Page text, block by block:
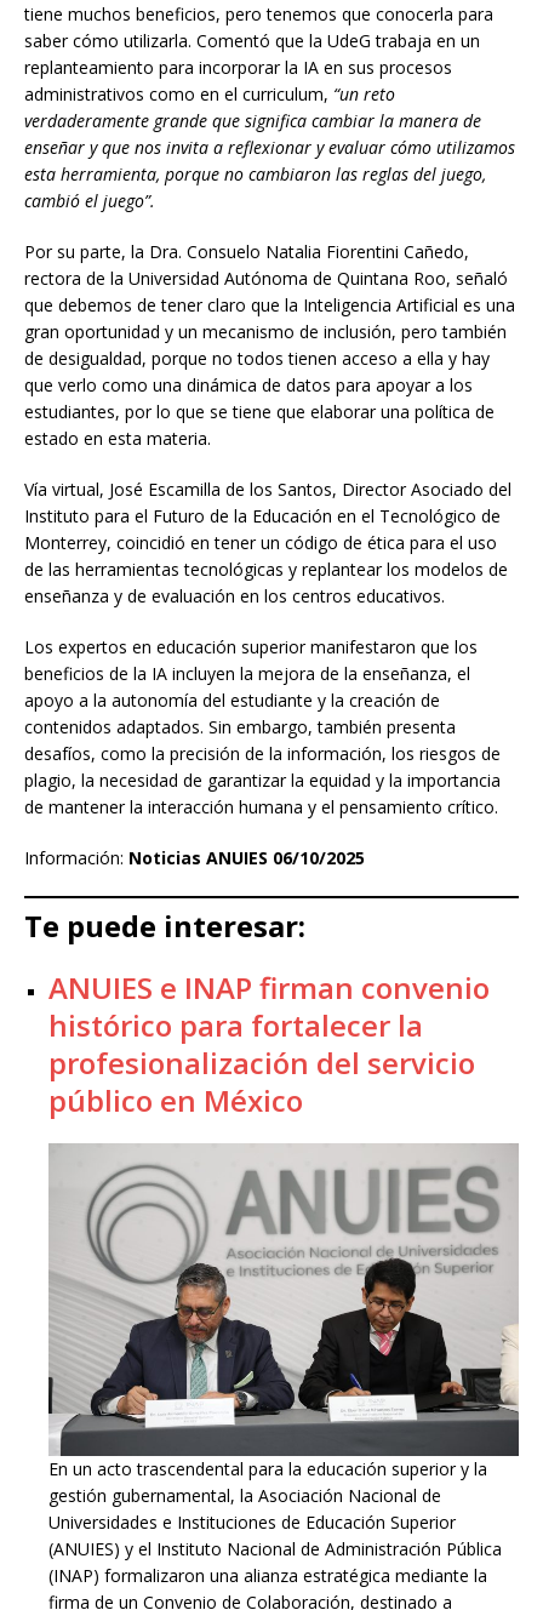
tiene muchos beneficios, pero tenemos que conocerla para
saber cómo utilizarla. Comentó que la UdeG trabaja en un
replanteamiento para incorporar la IA en sus procesos
administrativos como en el curriculum, “un reto
verdaderamente grande que significa cambiar la manera de
enseñar y que nos invita a reflexionar y evaluar cómo utilizamos
esta herramienta, porque no cambiaron las reglas del juego,
cambió el juego”.
Por su parte, la Dra. Consuelo Natalia Fiorentini Cañedo,
rectora de la Universidad Autónoma de Quintana Roo, señaló
que debemos de tener claro que la Inteligencia Artificial es una
gran oportunidad y un mecanismo de inclusión, pero también
de desigualdad, porque no todos tienen acceso a ella y hay
que verlo como una dinámica de datos para apoyar a los
estudiantes, por lo que se tiene que elaborar una política de
estado en esta materia.
Vía virtual, José Escamilla de los Santos, Director Asociado del
Instituto para el Futuro de la Educación en el Tecnológico de
Monterrey, coincidió en tener un código de ética para el uso
de las herramientas tecnológicas y replantear los modelos de
enseñanza y de evaluación en los centros educativos.
Los expertos en educación superior manifestaron que los
beneficios de la IA incluyen la mejora de la enseñanza, el
apoyo a la autonomía del estudiante y la creación de
contenidos adaptados. Sin embargo, también presenta
desafíos, como la precisión de la información, los riesgos de
plagio, la necesidad de garantizar la equidad y la importancia
de mantener la interacción humana y el pensamiento crítico.
Información: Noticias ANUIES 06/10/2025
Te puede interesar:
ANUIES e INAP firman convenio
histórico para fortalecer la
profesionalización del servicio
público en México
En un acto trascendental para la educación superior y la
gestión gubernamental, la Asociación Nacional de
Universidades e Instituciones de Educación Superior
(ANUIES) y el Instituto Nacional de Administración Pública
(INAP) formalizaron una alianza estratégica mediante la
firma de un Convenio de Colaboración, destinado a